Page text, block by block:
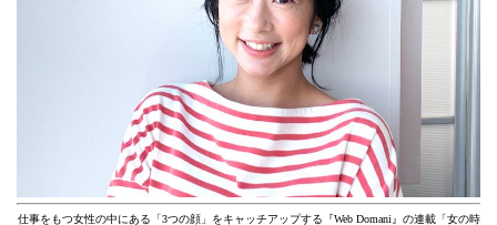
仕事をもつ女性の中にある「3つの顔」をキャッチアップする『Web Domani』の連載「女の時